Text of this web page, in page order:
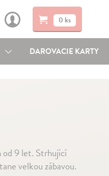
0 ks
DAROVACIE KARTY
od 9 let. Strhující
velkou zábavou.